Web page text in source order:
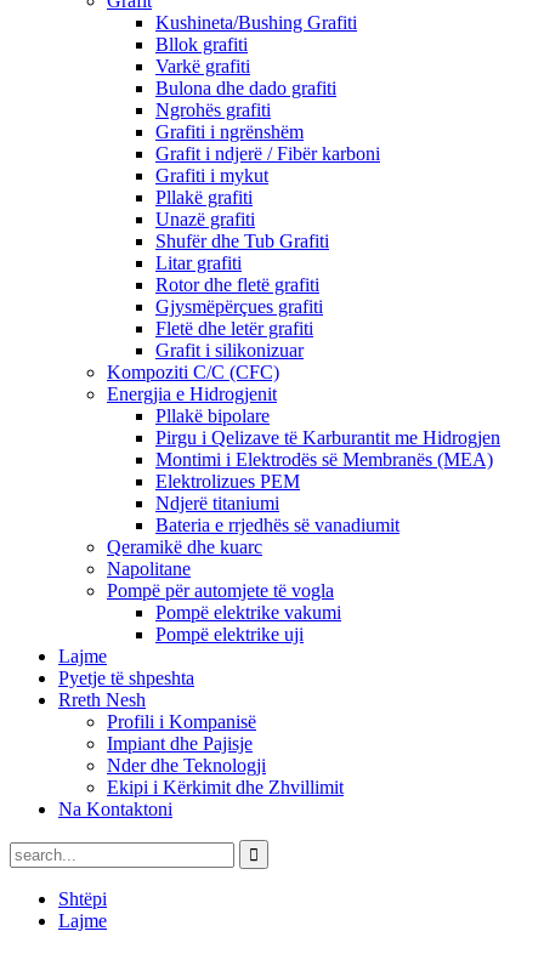
Kushineta/Bushing Grafiti
Bllok grafiti
Varkë grafiti
Bulona dhe dado grafiti
Ngrohës grafiti
Grafiti i ngrënshëm
Grafit i ndjerë / Fibër karboni
Grafiti i mykut
Pllakë grafiti
Unazë grafiti
Shufër dhe Tub Grafiti
Litar grafiti
Rotor dhe fletë grafiti
Gjysmëpërçues grafiti
Fletë dhe letër grafiti
Grafit i silikonizuar
Kompoziti C/C (CFC)
Energjia e Hidrogjenit
Pllakë bipolare
Pirgu i Qelizave të Karburantit me Hidrogjen
Montimi i Elektrodës së Membranës (MEA)
Elektrolizues PEM
Ndjerë titaniumi
Bateria e rrjedhës së vanadiumit
Qeramikë dhe kuarc
Napolitane
Pompë për automjete të vogla
Pompë elektrike vakumi
Pompë elektrike uji
Lajme
Pyetje të shpeshta
Rreth Nesh
Profili i Kompanisë
Impiant dhe Pajisje
Nder dhe Teknologji
Ekipi i Kërkimit dhe Zhvillimit
Na Kontaktoni
Shtëpi
Lajme